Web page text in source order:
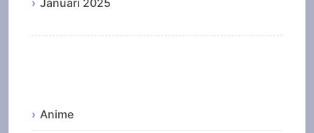
Januari 2025
Anime